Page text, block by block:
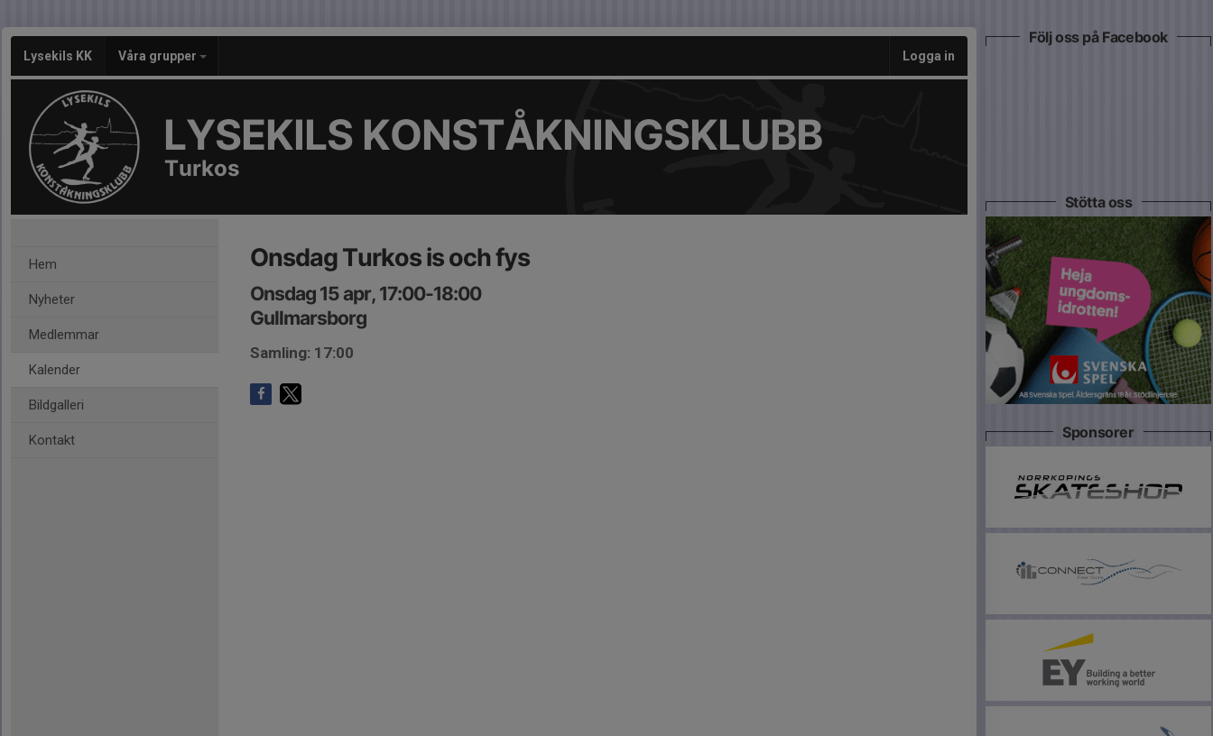
Lysekils KK Våra grupper Logga in
LYSEKILS KONSTÅKNINGSKLUBB
Turkos
Hem
Nyheter
Medlemmar
Kalender
Bildgalleri
Kontakt
Onsdag Turkos is och fys
Onsdag 15 apr, 17:00-18:00
Gullmarsborg
Samling: 17:00
Följ oss på Facebook
Stötta oss
Sponsorer